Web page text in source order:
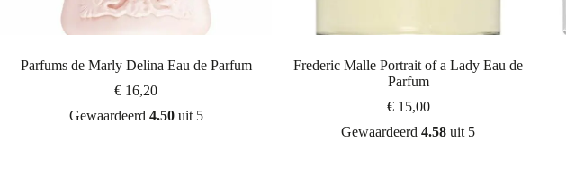
Parfums de Marly Delina Eau de Parfum
€ 16,20
Gewaardeerd 4.50uit 5
Frederic Malle Portrait of a Lady Eau de
Parfum
€15,00
Gewaardeerd4.58 uit 5